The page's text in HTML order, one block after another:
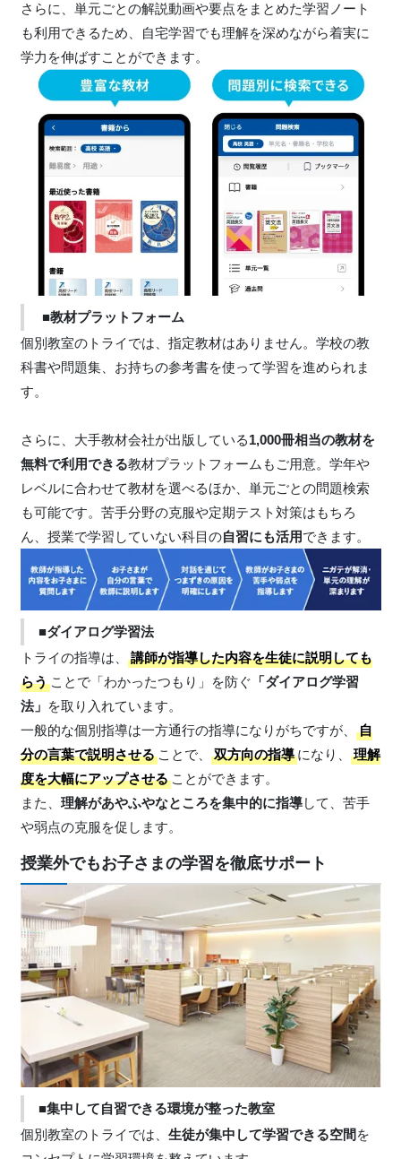
さらに、単元ごとの解説動画や要点をまとめた学習ノート
も利用できるため、自宅学習でも理解を深めながら着実に
学力を伸ばすことができます。
■教材プラットフォーム
個別教室のトライでは、指定教材はありません。学校の教
科書や問題集、お持ちの参考書を使って学習を進められま
す。
さらに、大手教材会社が出版している1,000冊相当の教材を
無料で利用できる教材プラットフォームもご用意。学年や
レベルに合わせて教材を選べるほか、単元ごとの問題検索
も可能です。苦手分野の克服や定期テスト対策はもちろ
ん、授業で学習していない科目の自習にも活用できます。
■ダイアログ学習法
トライの指導は、
講師が指導した内容を生徒に説明しても
らうことで「わかったつもり」を防ぐ 「ダイアログ学習
法」 を取り入れています。
一般的な個別指導は一方通行の指導になりがちですが、
自
分の言葉で説明させることで、 双方向の指導になり、
理解
度を大幅にアップさせることができます。
また、 理解があやふやなところを集中的に指導して、苦手
や弱点の克服を促します。
授業外でもお子さまの学習を徹底サポート
■集中して自習できる環境が整った教室
個別教室のトライでは、 生徒が集中して学習できる空間 を